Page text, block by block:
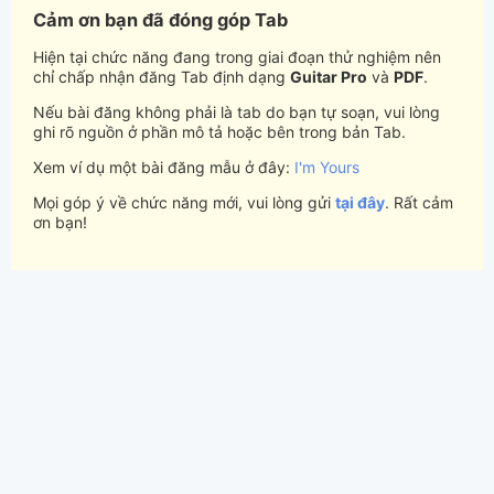
Cảm ơn bạn đã đóng góp Tab
Hiện tại chức năng đang trong giai đoạn thử nghiệm nên
chỉ chấp nhận đăng Tab định dạng Guitar Pro và PDF.
Nếu bài đăng không phải là tab do bạn tự soạn, vui lòng
ghi rõ nguồn ở phần mô tả hoặc bên trong bản Tab.
Xem ví dụ một bài đăng mẫu ở đây: I'm Yours
Mọi góp ý về chức năng mới, vui lòng gửi tại đây. Rất cảm
ơn bạn!